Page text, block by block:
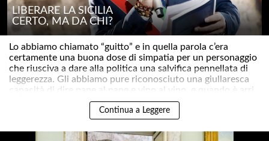
LIBERARE LA SICILIA
CERTO, MA DA CHI?
Lo abbiamo chiamato “guitto” e in quella parola c’era
certamente una buona dose di simpatia per un personaggio
che riusciva a dare alla politica una salvifica pennellata di
leggerezza. Gli abbiamo pure riconosciuto una giullaresca
capacità di dire pane al pane e vino al vino, e quando è arri..
Continua a Leggere